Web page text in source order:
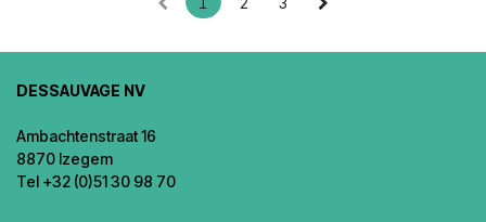
DESSAUVAGE NV
Ambachtenstraat 16
8870 Izegem
Tel +32 (0)51 30 98 70